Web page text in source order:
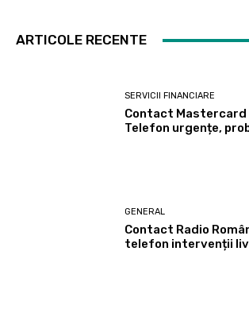
ARTICOLE RECENTE
SERVICII FINANCIARE
Contact Mastercard
Telefon urgențe,
GENERAL
Contact Radio
telefon intervenții